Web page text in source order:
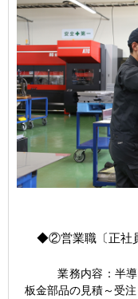
◆②営業職〔正社
業務内容 ：半
板金部品の見積～受